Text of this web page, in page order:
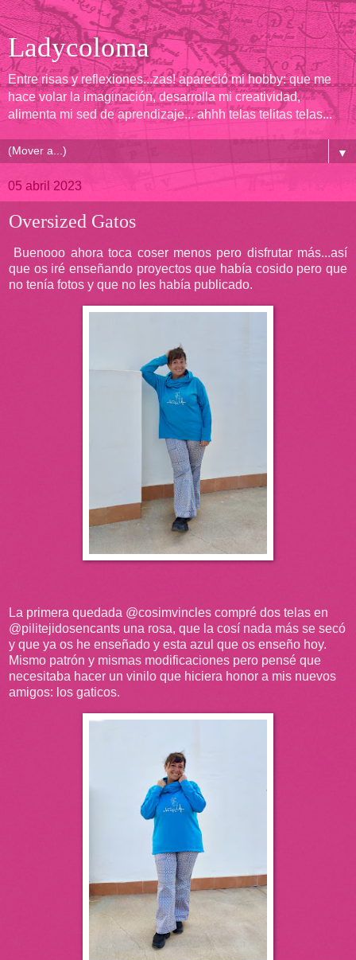
Ladycoloma
Entre risas y reflexiones...zas! apareció mi hobby: que me
hace volar la imaginación, desarrolla mi creatividad,
alimenta mi sed de aprendizaje... ahhh telas telitas telas...
▼
05 abril 2023
Oversized Gatos
Buenooo ahora toca coser menos pero disfrutar más...así
que os iré enseñando proyectos que había cosido pero que
no tenía fotos y que no les había publicado.
La primera quedada @cosimvincles compré dos telas en
@pilitejidosencants una rosa, que la cosí nada más se secó
y que ya os he enseñado y esta azul que os enseño hoy.
Mismo patrón y mismas modificaciones pero pensé que
necesitaba hacer un vinilo que hiciera honor a mis nuevos
amigos: los gaticos.